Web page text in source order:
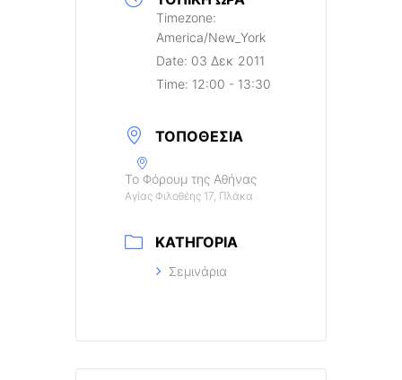
Timezone:
America/New_York
Date: 03 Δεκ 2011
Time: 12:00 - 13:30
ΤΟΠΟΘΕΣΊΑ
Το Φόρουμ της Αθήνας
Αγίας Φιλοθέης 17, Πλάκα
ΚΑΤΗΓΟΡΊΑ
Σεμινάρια